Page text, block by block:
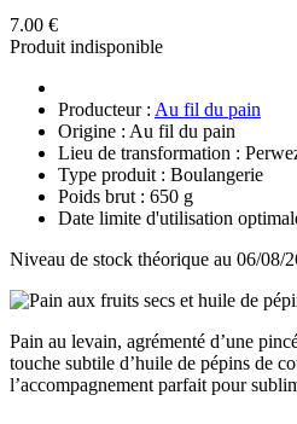
7.00 €
Produit indisponible
Producteur : Au fil du pain
Origine : Au fil du pain
Lieu de transformation :
Type produit : Boulangerie
Poids brut : 650 g
Date limite d'utilisation
Niveau de stock théorique au 06/08/
Pain au levain, agrémenté d’une
touche subtile d’huile de pépins de
l’accompagnement parfait pour